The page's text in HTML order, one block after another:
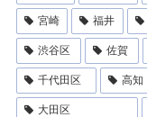
宮崎 福井
渋谷区 佐賀
千代田区 高知
大田区